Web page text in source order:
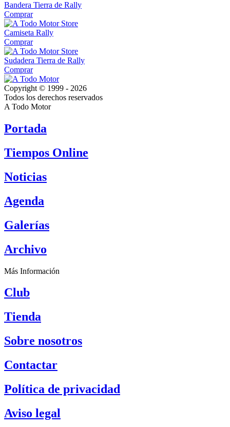
Bandera Tierra de Rally
Comprar
Camiseta Rally
Comprar
Sudadera Tierra de Rally
Comprar
Copyright © 1999 - 2026
Todos los derechos reservados
A Todo Motor
Portada
Tiempos Online
Noticias
Agenda
Galerías
Archivo
Más Información
Club
Tienda
Sobre nosotros
Contactar
Política de privacidad
Aviso legal